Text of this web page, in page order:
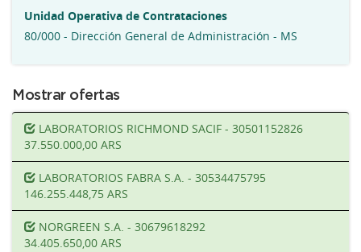
Unidad Operativa de Contrataciones
80/000 - Dirección General de Administración - MS
Mostrar ofertas
LABORATORIOS RICHMOND SACIF - 30501152826
37.550.000,00 ARS
LABORATORIOS FABRA S.A. - 30534475795
146.255.448,75 ARS
NORGREEN S.A. - 30679618292
34.405.650,00 ARS